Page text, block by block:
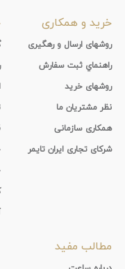
خرید و همکاری
روشهای ارسال و رهگیری
راهنماي ثبت سفارش
روشهای خرید
نظر مشتریان ما
همکاری سازمانی
شرکای تجاری ایران تایمر
5
مطالب مفید